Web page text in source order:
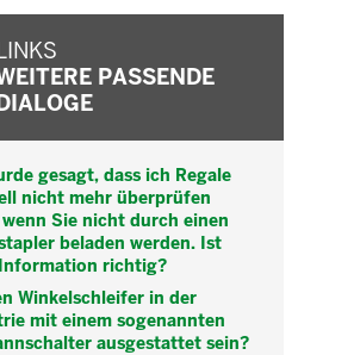
PASSENDE
gesagt, dass ich Regale
nicht mehr überprüfen
wenn Sie nicht durch einen
beladen werden. Ist
richtig?
Winkelschleifer in der
mit einem sogenannten
ausgestattet sein?